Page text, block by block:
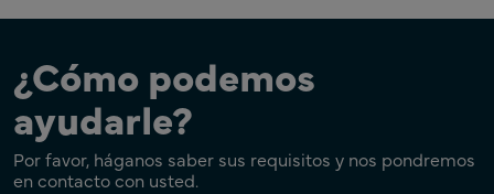
¿Cómo podemos
ayudarle?
Por favor, háganos saber sus requisitos y nos pondremos
en contacto con usted.